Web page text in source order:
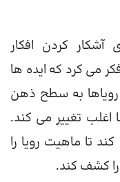
آشکار کردن افکار
می کرد که ایده ها
به سطح ذهن
اغلب تغییر می کند.
کند تا ماهیت رویا را
را کشف کند.